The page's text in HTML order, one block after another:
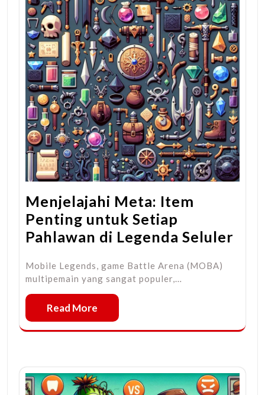
Menjelajahi Meta: Item
Penting untuk Setiap
Pahlawan di Legenda Seluler
Mobile Legends, game Battle Arena (MOBA)
multipemain yang sangat populer,…
Read More